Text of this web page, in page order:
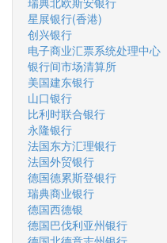
星展银行(香港)
创兴银行
电子商业汇票系统处理中心
银行间市场清算所
美国建东银行
山口银行
比利时联合银行
永隆银行
法国东方汇理银行
法国外贸银行
德国德累斯登银行
瑞典商业银行
德国西德银
德国巴伐利亚州银行